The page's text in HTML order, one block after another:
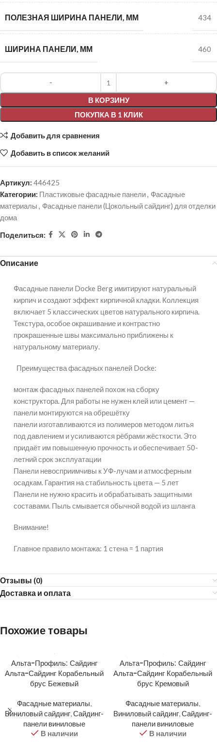
ПОЛЕЗНАЯ ШИРИНА ПАНЕЛИ, ММ 434
ШИРИНА ПАНЕЛИ, ММ 460
В КОРЗИНУ
ПОКУПКА В 1 КЛИК
Alternative:
Добавить для сравнения
Добавить в список желаний
Артикул: 446425
Категории: Пластиковые фасадные панели, Фасадные
материалы , Фасадные панели (Цокольный сайдинг) для отделки
дома
Поделиться:
Описание
Фасадные панели Docke Berg имитируют натуральный
кирпич и создают эффект кирпичной кладки. Коллекция
включает 5 классических цветов натурального кирпича.
Текстура, особое окрашивание и контрастно
прокрашенные швы максимально приближены к
натуральному материалу.
Преимущества фасадных панелей Docke:
монтаж фасадных панелей похож на сборку
конструктора. Для работы не нужен клей или цемент —
панели монтируются на обрешётку
панели изготавливаются из полимеров методом литья
под давлением и усиливаются рёбрами жёсткости. Это
придаёт им повышенную прочность и обеспечивает 50-
летний срок эксплуатации
Панели невосприимчивы к УФ-лучам и атмосферным
осадкам. Гарантия на стабильность цвета — 5 лет
Панели не нужно красить и обрабатывать защитными
составами. Пыль смывается обычной водой из шланга
Внимание!
Главное правило монтажа: 1 стена = 1 партия
Отзывы (0)
Доставка и оплата
Похожие товары
Альта-Профиль: Сайдинг
Альта-Сайдинг Корабельный
брус Бежевый
Фасадные материалы,
Виниловый сайдинг,Сайдинг-
панели виниловые
В наличии
Альта-Профиль: Сайдинг
Альта-Сайдинг Корабельный
брус Кремовый
Фасадные материалы,
Виниловый сайдинг,Сайдинг-
панели виниловые
В наличии